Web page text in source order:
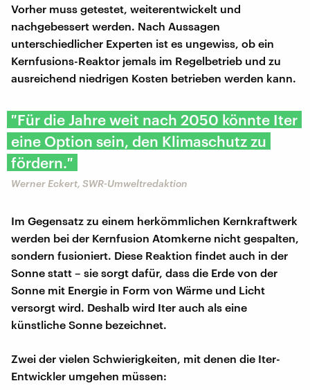
Vorher muss getestet, weiterentwickelt und
nachgebessert werden. Nach Aussagen
unterschiedlicher Experten ist es ungewiss, ob ein
Kernfusions-Reaktor jemals im Regelbetrieb und zu
ausreichend niedrigen Kosten betrieben werden kann.
″Für die Jahre weit nach 2050 könnte Iter
eine Option sein, den Klimaschutz zu
fördern.″
Werner Eckert, SWR-Umweltredaktion
Im Gegensatz zu einem herkömmlichen Kernkraftwerk
werden bei der Kernfusion Atomkerne nicht gespalten,
sondern fusioniert. Diese Reaktion findet auch in der
Sonne statt – sie sorgt dafür, dass die Erde von der
Sonne mit Energie in Form von Wärme und Licht
versorgt wird. Deshalb wird Iter auch als eine
künstliche Sonne bezeichnet.
Zwei der vielen Schwierigkeiten, mit denen die Iter-
Entwickler umgehen müssen: